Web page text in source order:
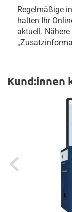
Regelmäßige
halten Ihr
aktuell.
Kund:innen
Previous